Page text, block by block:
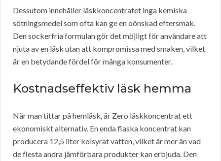
Dessutom innehåller läskkoncentratet inga kemiska
sötningsmedel som ofta kan ge en oönskad eftersmak.
Den sockerfria formulan gör det möjligt för användare att
njuta av en läsk utan att kompromissa med smaken, vilket
är en betydande fördel för många konsumenter.
Kostnadseffektiv läsk hemma
När man tittar på hemläsk, är Zero läskkoncentrat ett
ekonomiskt alternativ. En enda flaska koncentrat kan
producera 12,5 liter kolsyrat vatten, vilket är mer än vad
de flesta andra jämförbara produkter kan erbjuda. Den